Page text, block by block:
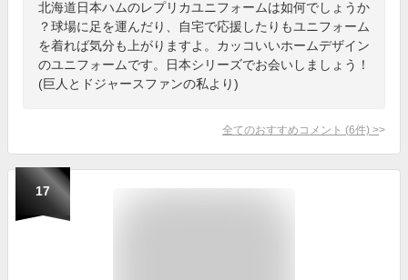
北海道日本ハムのレプリカユニフォームは如何でしょうか
？球場に足を運んだり、自宅で応援したりもユニフォーム
を着れば気分も上がりますよ。カッコいいホームデザイン
のユニフォームです。日本シリーズでお会いしましょう！
(巨人とドジャースファンの私より)
全てのおすすめコメント (6件) >
17